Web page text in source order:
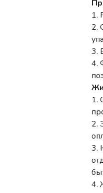
1.
2.
3.
4.
1.
2.
3.
4.